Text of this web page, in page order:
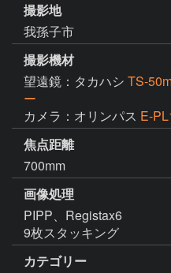
撮影地
我孫子市
撮影機材
望遠鏡：タカハシ TS-
ー
カメラ：オリンパス E-
焦点距離
700mm
画像処理
PIPP、Registax6
9枚スタッキング
カテゴリー